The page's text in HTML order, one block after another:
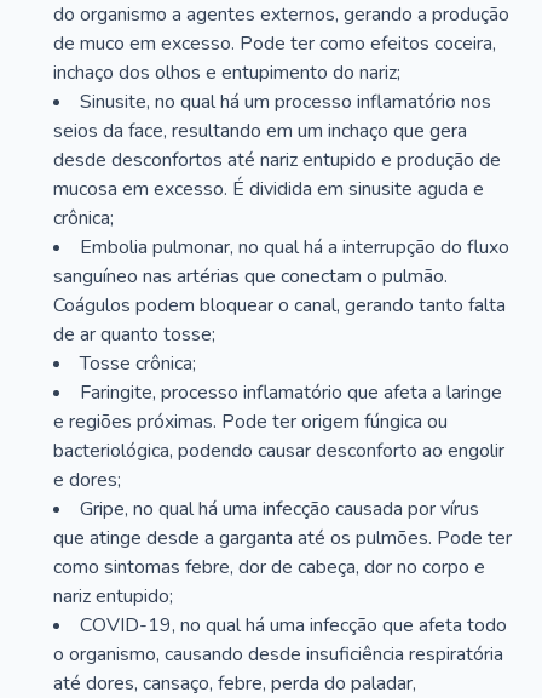
do organismo a agentes externos, gerando a produção
de muco em excesso. Pode ter como efeitos coceira,
inchaço dos olhos e entupimento do nariz;
Sinusite, no qual há um processo inflamatório nos
seios da face, resultando em um inchaço que gera
desde desconfortos até nariz entupido e produção de
mucosa em excesso. É dividida em sinusite aguda e
crônica;
Embolia pulmonar, no qual há a interrupção do fluxo
sanguíneo nas artérias que conectam o pulmão.
Coágulos podem bloquear o canal, gerando tanto falta
de ar quanto tosse;
Tosse crônica;
Faringite, processo inflamatório que afeta a laringe
e regiões próximas. Pode ter origem fúngica ou
bacteriológica, podendo causar desconforto ao engolir
e dores;
Gripe, no qual há uma infecção causada por vírus
que atinge desde a garganta até os pulmões. Pode ter
como sintomas febre, dor de cabeça, dor no corpo e
nariz entupido;
COVID-19, no qual há uma infecção que afeta todo
o organismo, causando desde insuficiência respiratória
até dores, cansaço, febre, perda do paladar,